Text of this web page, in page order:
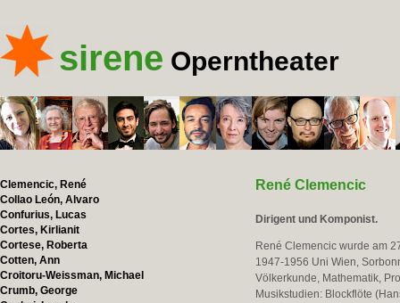
sirene Operntheater
Clemencic, René
Collao León, Alvaro
Confurius, Lucas
Cortes, Kirlianit
Cortese, Roberta
Cotten, Ann
Croitoru-Weissman, Michael
Crumb, George
René Clemencic
Dirigent und Komponist.
René Clemencic wurde am
1947-1956 Uni Wien,
Völkerkunde, Mathematik,
Musikstudien: Blockflöte